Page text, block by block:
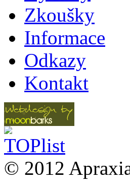
Zkoušky
Informace
Odkazy
Kontakt
© 2012